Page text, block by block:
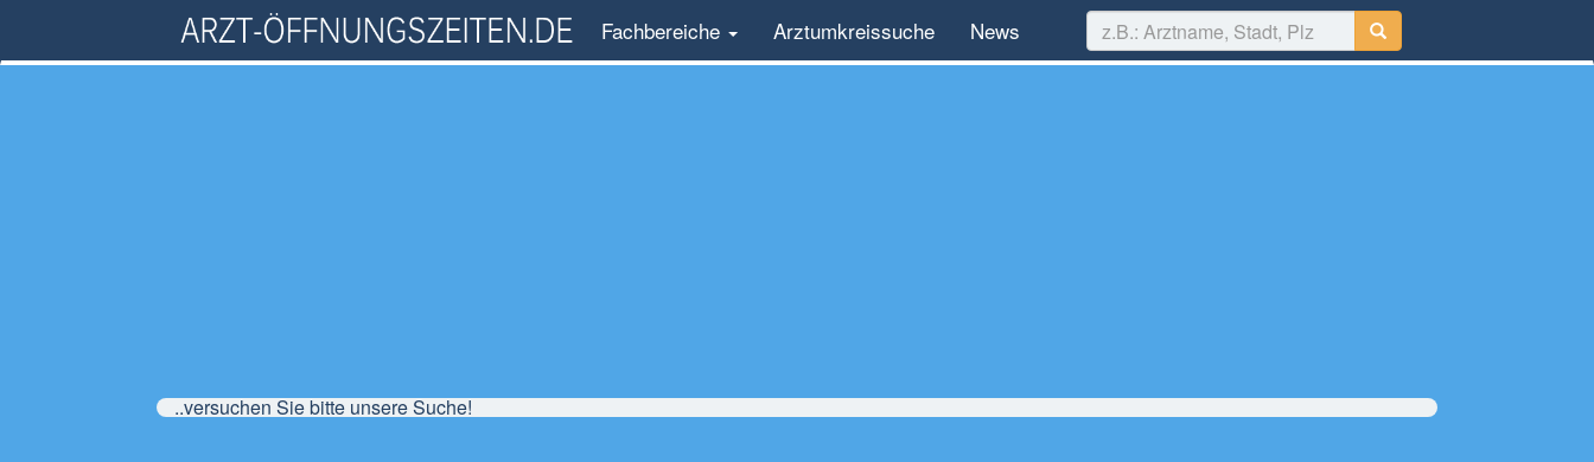
Fachbereiche Arztumkreissuche News
..versuchen Sie bitte unsere Suche!